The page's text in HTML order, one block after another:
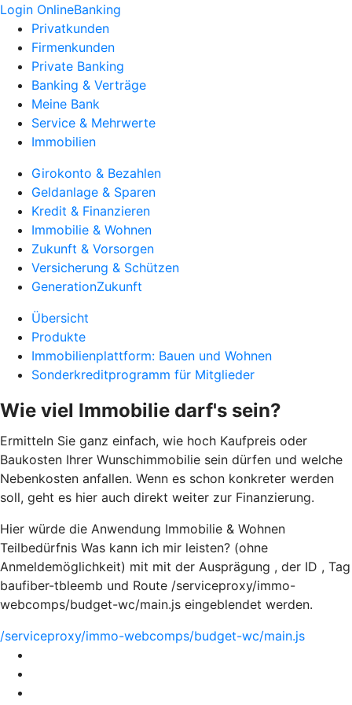
Login OnlineBanking
Privatkunden
Firmenkunden
Private Banking
Banking & Verträge
Meine Bank
Service & Mehrwerte
Immobilien
Girokonto & Bezahlen
Geldanlage & Sparen
Kredit & Finanzieren
Immobilie & Wohnen
Zukunft & Vorsorgen
Versicherung & Schützen
GenerationZukunft
Übersicht
Produkte
Immobilienplattform: Bauen und Wohnen
Sonderkreditprogramm für Mitglieder
Wie viel Immobilie darf's sein?
Ermitteln Sie ganz einfach, wie hoch Kaufpreis oder
Baukosten Ihrer Wunschimmobilie sein dürfen und welche
Nebenkosten anfallen. Wenn es schon konkreter werden
soll, geht es hier auch direkt weiter zur Finanzierung.
Hier würde die Anwendung Immobilie & Wohnen
Teilbedürfnis Was kann ich mir leisten? (ohne
Anmeldemöglichkeit) mit mit der Ausprägung , der ID , Tag
baufiber-tbleemb und Route /serviceproxy/immo-
webcomps/budget-wc/main.js eingeblendet werden.
/serviceproxy/immo-webcomps/budget-wc/main.js